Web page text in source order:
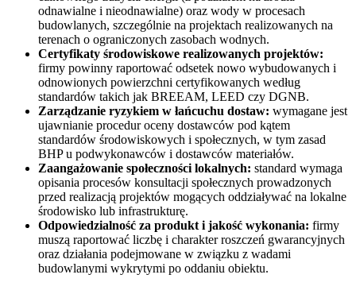
odnawialne i nieodnawialne) oraz wody w procesach
budowlanych, szczególnie na projektach realizowanych na
terenach o ograniczonych zasobach wodnych.
Certyfikaty środowiskowe realizowanych projektów:
firmy powinny raportować odsetek nowo wybudowanych i
odnowionych powierzchni certyfikowanych według
standardów takich jak BREEAM, LEED czy DGNB.
Zarządzanie ryzykiem w łańcuchu dostaw: wymagane jest
ujawnianie procedur oceny dostawców pod kątem
standardów środowiskowych i społecznych, w tym zasad
BHP u podwykonawców i dostawców materiałów.
Zaangażowanie społeczności lokalnych: standard wymaga
opisania procesów konsultacji społecznych prowadzonych
przed realizacją projektów mogących oddziaływać na lokalne
środowisko lub infrastrukturę.
Odpowiedzialność za produkt i jakość wykonania: firmy
muszą raportować liczbę i charakter roszczeń gwarancyjnych
oraz działania podejmowane w związku z wadami
budowlanymi wykrytymi po oddaniu obiektu.